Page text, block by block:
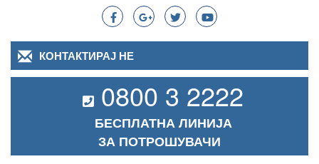
КОНТАКТИРАЈ НЕ
0800 3 2222
БЕСПЛАТНА ЛИНИЈА
ЗА ПОТРОШУВАЧИ